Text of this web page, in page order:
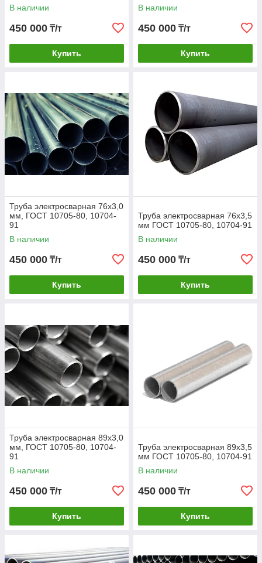
В наличии
450 000 ₸/т
Купить
В наличии
450 000 ₸/т
Купить
Труба электросварная 76х3,0
мм, ГОСТ 10705-80, 10704-
91
В наличии
450 000 ₸/т
Купить
Труба электросварная 76х3,5
мм ГОСТ 10705-80, 10704-91
В наличии
450 000 ₸/т
Купить
Труба электросварная 89х3,0
мм, ГОСТ 10705-80, 10704-
91
В наличии
450 000 ₸/т
Купить
Труба электросварная 89х3,5
мм ГОСТ 10705-80, 10704-91
В наличии
450 000 ₸/т
Купить